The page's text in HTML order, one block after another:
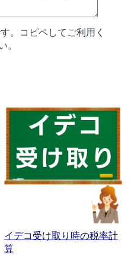
。コピペしてご利用く
。
イデコ受け取り時の税率計
算